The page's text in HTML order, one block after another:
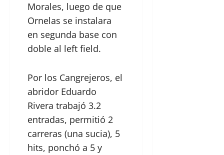
Morales, luego de que
Ornelas se instalara
en segunda base con
doble al left field.
Por los Cangrejeros, el
abridor Eduardo
Rivera trabajó 3.2
entradas, permitió 2
carreras (una sucia), 5
hits, ponchó a 5 y